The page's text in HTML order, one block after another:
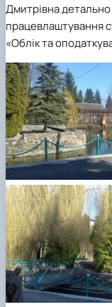
Дмитрівна
працевлаштування
«Облік та